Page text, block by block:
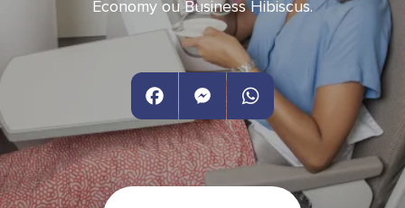
Economy ou Business Hibiscus.
FacebookMessengerWhatsApp